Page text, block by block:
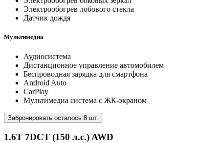
Электрообогрев лобового стекла
Датчик дождя
Мультимедиа
Аудиосистема
Дистанционное управление автомобилем
Беспроводная зарядка для смартфона
Android Auto
CarPlay
Мультимедиа система с ЖК-экраном
Забронировать осталось 8 шт.
1.6T 7DCT (150 л.с.) AWD